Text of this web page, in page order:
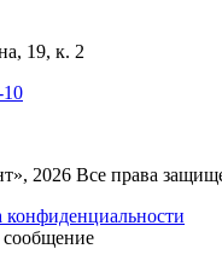
19, к. 2
10
2026 Все права